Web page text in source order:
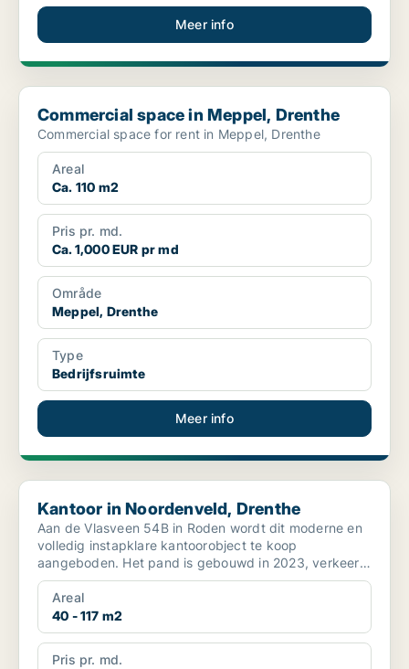
Meer info
Commercial space in Meppel, Drenthe
Commercial space in Meppel, Drenthe
Commercial space for rent in Meppel, Drenthe
Areal
Ca. 110 m2
Pris pr. md.
Ca. 1,000 EUR pr md
Område
Meppel, Drenthe
Type
Bedrijfsruimte
Meer info
Kantoor in Noordenveld, Drenthe
Kantoor in Noordenveld, Drenthe
Aan de Vlasveen 54B in Roden wordt dit moderne en
volledig instapklare kantoorobject te koop
aangeboden. Het pand is gebouwd in 2023, verkeert
in uitsteke...
Areal
40 - 117 m2
Pris pr. md.